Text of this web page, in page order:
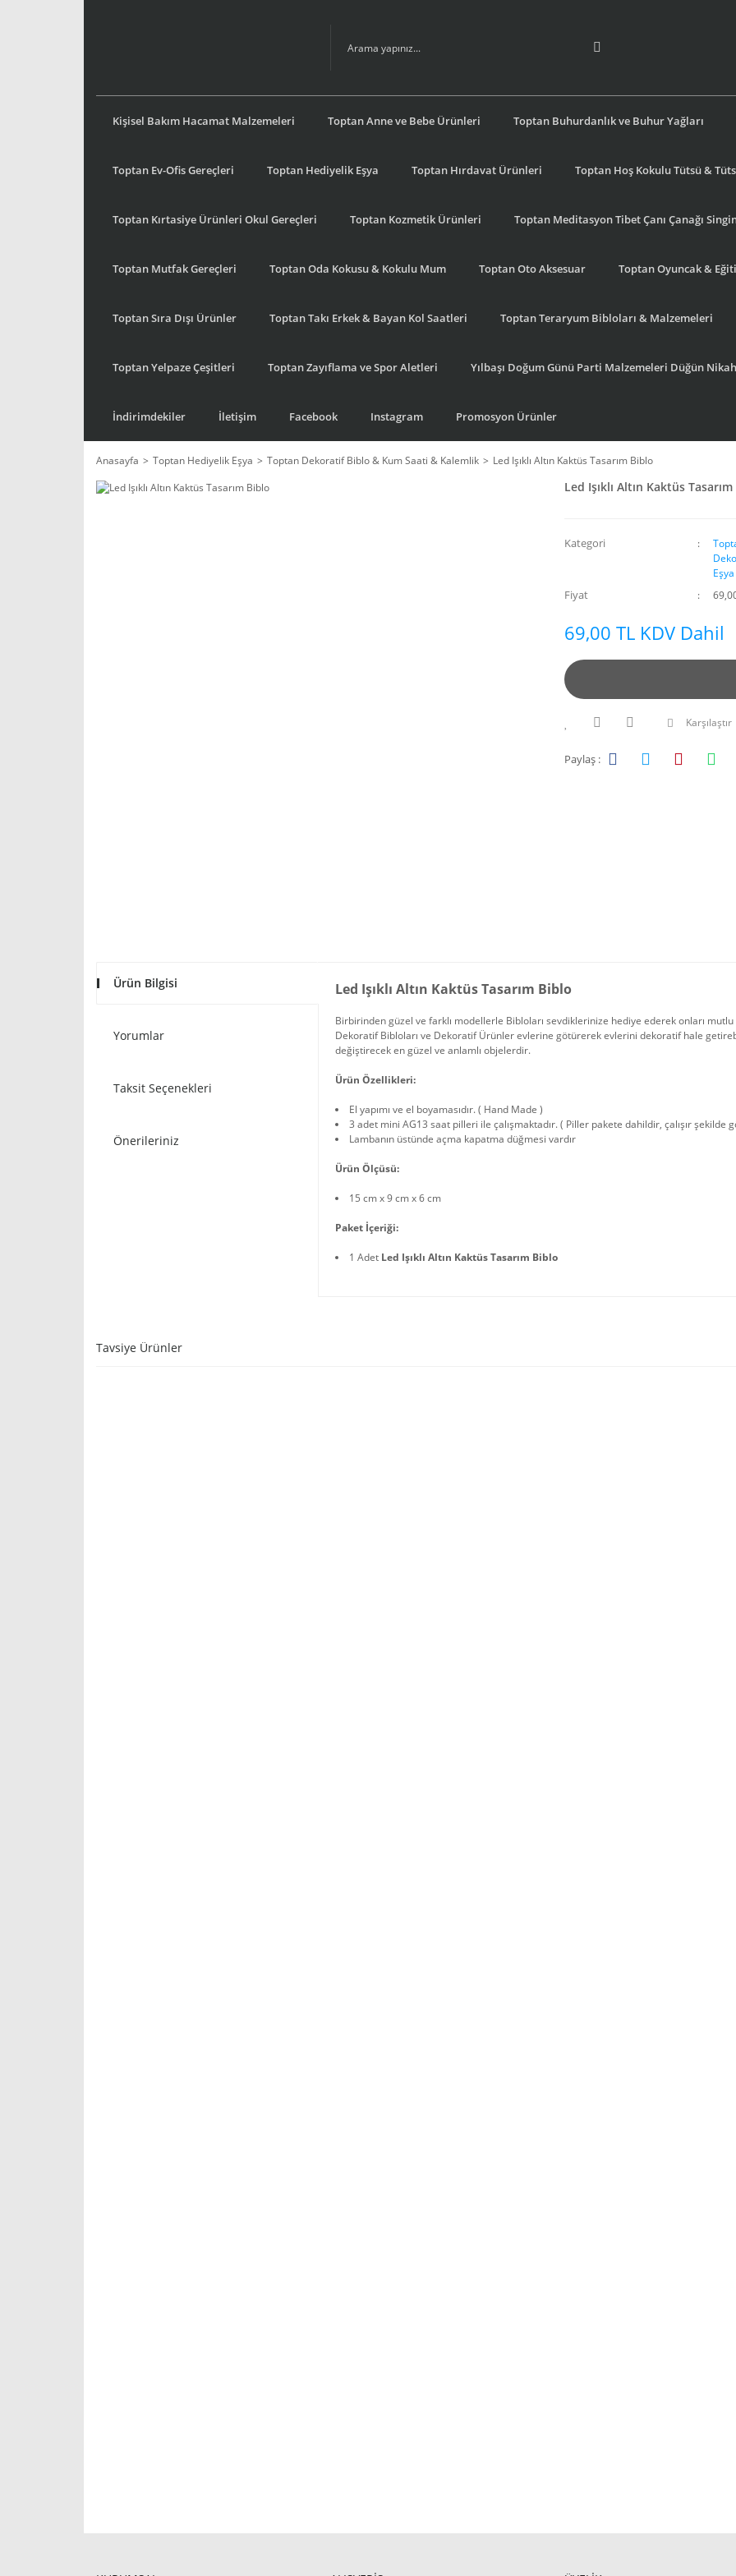
Kişisel Bakım Hacamat Malzemeleri Toptan Anne ve Bebe Ürünleri Toptan Buhurdanlık ve Buhur Yağları
Toptan Ev-Ofis Gereçleri Toptan Hediyelik Eşya Toptan Hırdavat Ürünleri Toptan Hoş Kokulu Tütsü &
Toptan Kırtasiye Ürünleri Okul Gereçleri Toptan Kozmetik Ürünleri Toptan Meditasyon Tibet Çanı Çanağı
Toptan Mutfak Gereçleri Toptan Oda Kokusu & Kokulu Mum Toptan Oto Aksesuar Toptan Oyuncak &
Toptan Sıra Dışı Ürünler Toptan Takı Erkek & Bayan Kol Saatleri Toptan Teraryum Bibloları & Malzemeleri
Toptan Yelpaze Çeşitleri Toptan Zayıflama ve Spor Aletleri Yılbaşı Doğum Günü Parti Malzemeleri Düğün
İndirimdekiler İletişim Facebook Instagram Promosyon Ürünler
Anasayfa Toptan Hediyelik Eşya Toptan Dekoratif Biblo & Kum Saati & Kalemlik Led Işıklı Altın Kaktüs Tasarım Biblo
Led Işıklı Altın Kaktüs
Kategori
Eşya
Fiyat
69,00 TL KDV Dahil
Karşılaştır
Paylaş :
Ürün Bilgisi
Yorumlar
Taksit Seçenekleri
Önerileriniz
Led Işıklı Altın Kaktüs Tasarım Biblo
Birbirinden güzel ve farklı modellerle Bibloları sevdiklerinize hediye ederek onları
Dekoratif Bibloları ve Dekoratif Ürünler evlerine götürerek evlerini dekoratif hale
değiştirecek en güzel ve anlamlı objelerdir.
Ürün Özellikleri:
El yapımı ve el boyamasıdır. ( Hand Made )
3 adet mini AG13 saat pilleri ile çalışmaktadır. ( Piller pakete dahildir, çalışır şekilde
Lambanın üstünde açma kapatma düğmesi vardır
Ürün Ölçüsü:
15 cm x 9 cm x 6 cm
Paket İçeriği:
1 Adet Led Işıklı Altın Kaktüs Tasarım Biblo
Tavsiye Ürünler